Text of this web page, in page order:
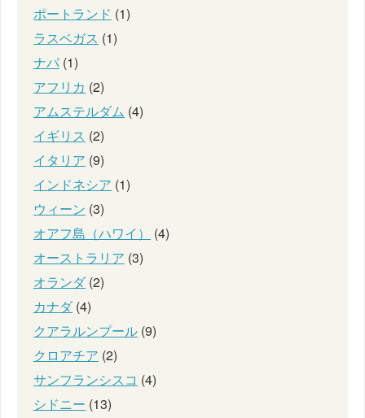
ポートランド (1)
ラスベガス (1)
ナパ (1)
アフリカ (2)
アムステルダム (4)
イギリス (2)
イタリア (9)
インドネシア (1)
ウィーン (3)
オアフ島（ハワイ）
(4)
オーストラリア (3)
オランダ(2)
カナダ(4)
クアラルンプール (9)
クロアチア (2)
サンフランシスコ (4)
シドニー (13)